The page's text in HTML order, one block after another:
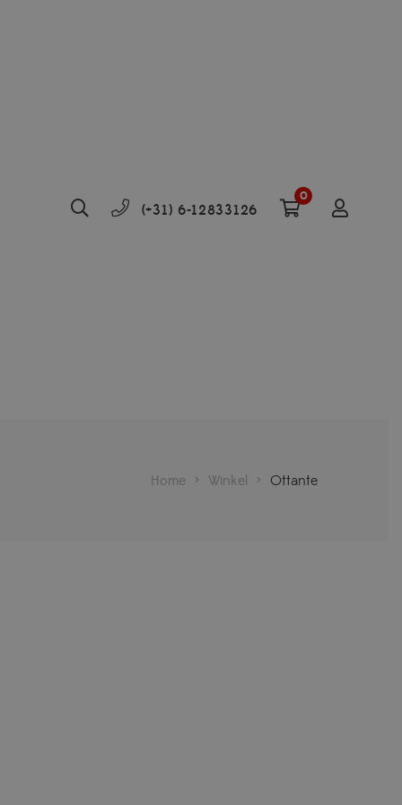
(+31) 6-12833126
0
Home > Winkel > Ottante